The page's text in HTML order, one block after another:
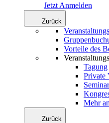
Jetzt Anmelden
Zurück
Vorteile des
Tagung
Private
Mehr
Zurück